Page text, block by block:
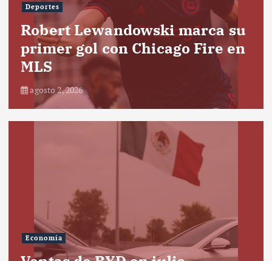
Deportes
Robert Lewandowski marca su
primer gol con Chicago Fire en
MLS
agosto 2, 2026
Economía